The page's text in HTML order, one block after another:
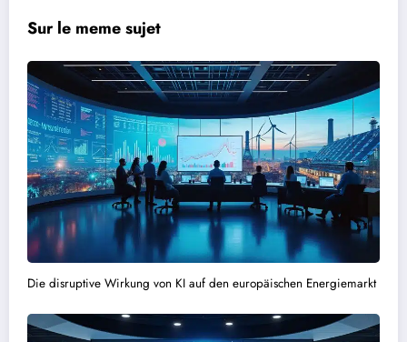
Sur le meme sujet
Die disruptive Wirkung von KI auf den europäischen Energiemarkt